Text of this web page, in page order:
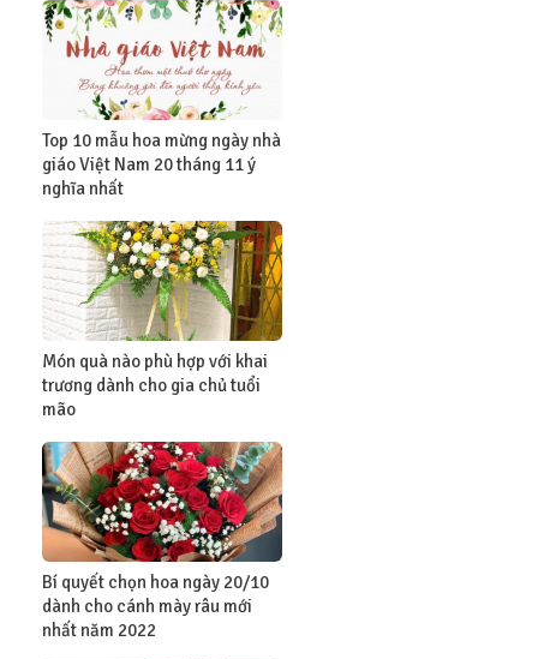
Top 10 mẫu hoa mừng ngày nhà
giáo Việt Nam 20 tháng 11 ý
nghĩa nhất
Món quà nào phù hợp với khai
trương dành cho gia chủ tuổi
mão
Bí quyết chọn hoa ngày 20/10
dành cho cánh mày râu mới
nhất năm 2022